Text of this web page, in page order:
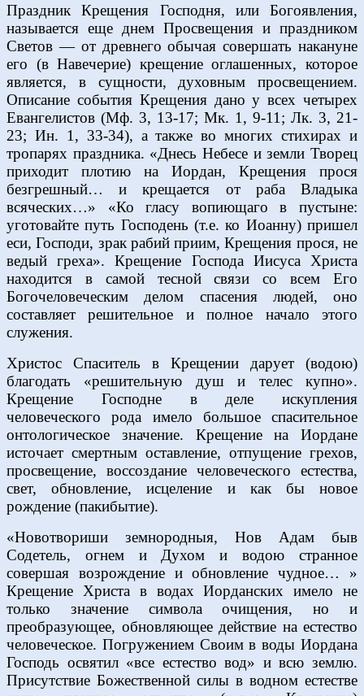
Праздник Крещения Господня, или Богоявления,
называется еще днем Просвещения и праздником
Светов — от древнего обычая совершать накануне
его (в Навечерие) крещение оглашенных, которое
является, в сущности, духовным просвещением.
Описание события Крещения дано у всех четырех
Евангелистов (Мф. 3, 13-17; Мк. 1, 9-11; Лк. 3, 21-
23; Ин. 1, 33-34), а также во многих стихирах и
тропарях праздника. «Днесь Небесе и земли Творец
приходит плотию на Иордан, Крещения прося
безгрешный… и крещается от раба Владыка
всяческих…» «Ко гласу вопиющаго в пустыне:
уготовайте путь Господень (т.е. ко Иоанну) пришел
еси, Господи, зрак рабий приим, Крещения прося, не
ведый греха». Крещение Господа Иисуса Христа
находится в самой тесной связи со всем Его
Богочеловеческим делом спасения людей, оно
составляет решительное и полное начало этого
служения.
Христос Спаситель в Крещении дарует (водою)
благодать «решительную душ и телес купно».
Крещение Господне в деле искупления
человеческого рода имело большое спасительное
онтологическое значение. Крещение на Иордане
источает смертным оставление, отпущение грехов,
просвещение, воссоздание человеческого естества,
свет, обновление, исцеление и как бы новое
рождение (пакибытие).
«Новотвориши земнородныя, Нов Адам быв
Содетель, огнем и Духом и водою странное
совершая возрождение и обновление чудное… »
Крещение Христа в водах Иорданских имело не
только значение символа очищения, но и
преобразующее, обновляющее действие на естество
человеческое. Погружением Своим в воды Иордана
Господь освятил «все естество вод» и всю землю.
Присутствие Божественной силы в водном естестве